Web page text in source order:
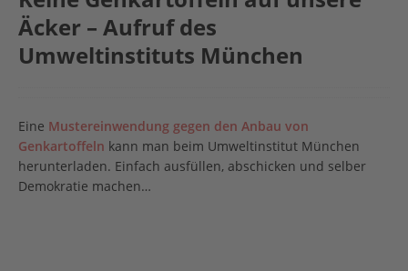
Äcker – Aufruf des
Umweltinstituts München
Eine Mustereinwendung gegen den Anbau von
Genkartoffeln kann man beim Umweltinstitut München
herunterladen. Einfach ausfüllen, abschicken und selber
Demokratie machen…